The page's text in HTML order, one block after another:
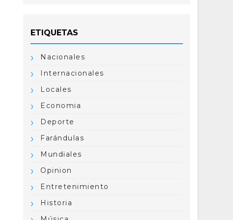
ETIQUETAS
Nacionales
Internacionales
Locales
Economia
Deporte
Farándulas
Mundiales
Opinion
Entretenimiento
Historia